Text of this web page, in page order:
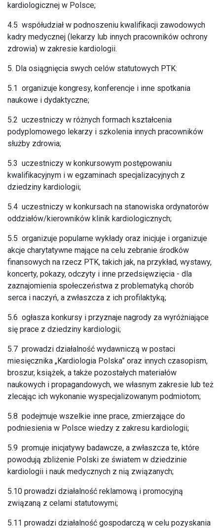
kardiologicznej w Polsce;
4.5 współudział w podnoszeniu kwalifikacji zawodowych
kadry medycznej (lekarzy lub innych pracowników ochrony
zdrowia) w zakresie kardiologii.
5. Dla osiągnięcia swych celów statutowych PTK:
5.1 organizuje kongresy, konferencje i inne spotkania
naukowe i dydaktyczne;
5.2 uczestniczy w różnych formach kształcenia
podyplomowego lekarzy i szkolenia innych pracowników
służby zdrowia;
5.3 uczestniczy w konkursowym postępowaniu
kwalifikacyjnym i w egzaminach specjalizacyjnych z
dziedziny kardiologii;
5.4 uczestniczy w konkursach na stanowiska ordynatorów
oddziałów/kierowników klinik kardiologicznych;
5.5 organizuje popularne wykłady oraz inicjuje i organizuje
akcje charytatywne mające na celu zebranie środków
finansowych na rzecz PTK, takich jak, na przykład, wystawy,
koncerty, pokazy, odczyty i inne przedsięwzięcia - dla
zaznajomienia społeczeństwa z problematyką chorób
serca i naczyń, a zwłaszcza z ich profilaktyką;
5.6 ogłasza konkursy i przyznaje nagrody za wyróżniające
się prace z dziedziny kardiologii;
5.7 prowadzi działalność wydawniczą w postaci
miesięcznika „Kardiologia Polska” oraz innych czasopism,
broszur, książek, a także pozostałych materiałów
naukowych i propagandowych, we własnym zakresie lub też
zlecając ich wykonanie wyspecjalizowanym podmiotom;
5.8 podejmuje wszelkie inne prace, zmierzające do
podniesienia w Polsce wiedzy z zakresu kardiologii;
5.9 promuje inicjatywy badawcze, a zwłaszcza te, które
powodują zbliżenie Polski ze światem w dziedzinie
kardiologii i nauk medycznych z nią związanych;
5.10 prowadzi działalność reklamową i promocyjną
związaną z celami statutowymi;
5.11 prowadzi działalność gospodarczą w celu pozyskania